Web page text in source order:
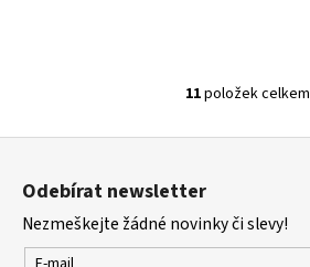
O
v
a
c
11položek celkem
Z
Odebírat newsletter
Nezmeškejte žádné novinky či slevy!